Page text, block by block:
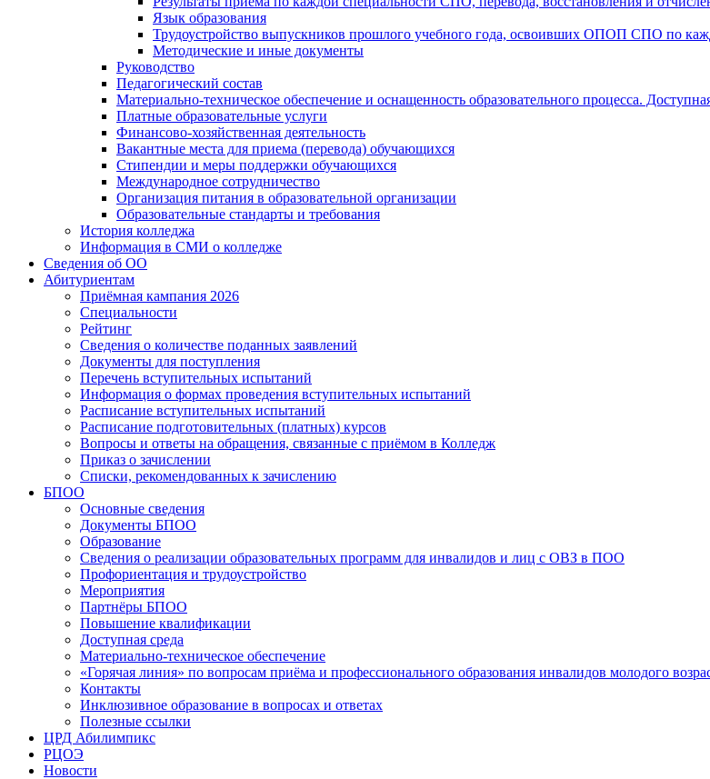
Язык образования
Трудоустройство выпускников прошлого учебного года, освоивших ОПОП СПО по
Методические и иные документы
Руководство
Педагогический состав
Материально-техническое обеспечение и оснащенность образовательного процесса.
Платные образовательные услуги
Финансово-хозяйственная деятельность
Вакантные места для приема (перевода) обучающихся
Стипендии и меры поддержки обучающихся
Международное сотрудничество
Организация питания в образовательной организации
Образовательные стандарты и требования
История колледжа
Информация в СМИ о колледже
Сведения об ОО
Абитуриентам
Приёмная кампания 2026
Специальности
Рейтинг
Сведения о количестве поданных заявлений
Документы для поступления
Перечень вступительных испытаний
Информация о формах проведения вступительных испытаний
Расписание вступительных испытаний
Расписание подготовительных (платных) курсов
Вопросы и ответы на обращения, связанные с приёмом в Колледж
Приказ о зачислении
Списки, рекомендованных к зачислению
БПОО
Основные сведения
Документы БПОО
Образование
Сведения о реализации образовательных программ для инвалидов и лиц с ОВЗ в ПОО
Профориентация и трудоустройство
Мероприятия
Партнёры БПОО
Повышение квалификации
Доступная среда
Материально-техническое обеспечение
«Горячая линия» по вопросам приёма и профессионального образования инвалидов молодого
Контакты
Инклюзивное образование в вопросах и ответах
Полезные ссылки
ЦРД Абилимпикс
РЦОЭ
Новости